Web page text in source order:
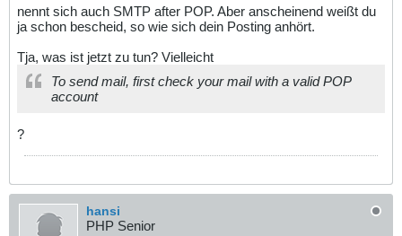
nennt sich auch SMTP after POP. Aber anscheinend weißt du
ja schon bescheid, so wie sich dein Posting anhört.
Tja, was ist jetzt zu tun? Vielleicht
To send mail, first check your mail with a valid POP
account
?
hansi
PHP Senior